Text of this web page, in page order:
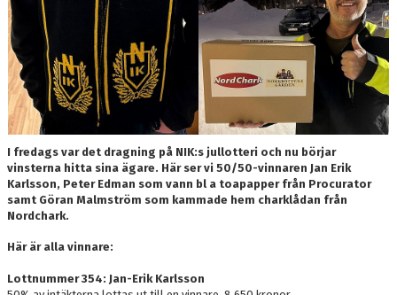
I fredags var det dragning på NIK:s jullotteri och nu börjar
vinsterna hitta sina ägare. Här ser vi 50/50-vinnaren Jan Erik
Karlsson, Peter Edman som vann bl a toapapper från Procurator
samt Göran Malmström som kammade hem charklådan från
Nordchark.
Här är alla vinnare:
Lottnummer 354: Jan-Erik Karlsson